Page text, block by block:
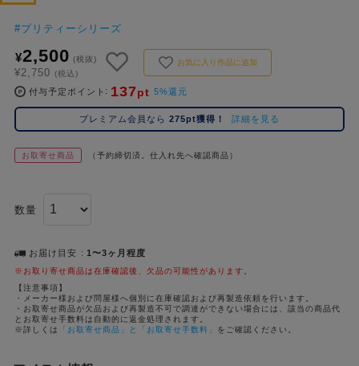
コ
レ
イ
ズ
注
ー
ー
ド
1位 #ポケットモンスター（ポケモン）
2位 #ハイキュー!!
4位 #名探偵コナン
5位 #呪術廻戦
#Dr.STONE（ドクターストーン）
#進撃の巨人
#プリティーシリーズ
¥2,500 (税抜)
¥2,750 (税込)
お気に入り作品に追加
付与予定ポイント 137pt 5%還元
プレミアム会員なら 275pt獲得！ 詳細を見る
お取寄せ商品 （予約締切済。仕入れ先へ確認商品）
数量
お届け目安 1〜3ヶ月程度
※お取り寄せ商品は在庫確認後、欠品の可能性があります。
【注意事項】
・メーカー様および問屋様へ個別に在庫確認および再製造依頼を行います。
・お取寄せ商品が欠品および再製造不可で調達ができない場合には、該当の商品代
とお取寄せ手数料は自動的に返金処理されます。
※詳しくは
「お取寄せ商品」と「お取寄せ手数料」 をご確認ください。